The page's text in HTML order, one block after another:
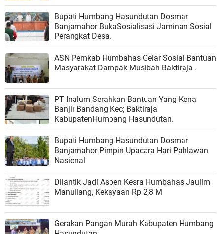
Bupati Humbang Hasundutan Dosmar
Banjarnahor BukaSosialisasi Jaminan Sosial
Perangkat Desa.
ASN Pemkab Humbahas Gelar Sosial Bantuan
Masyarakat Dampak Musibah Baktiraja .
PT Inalum Serahkan Bantuan Yang Kena
Banjir Bandang Kec; Baktiraja
KabupatenHumbang Hasundutan.
Bupati Humbang Hasundutan Dosmar
Banjarnahor Pimpin Upacara Hari Pahlawan
Nasional
Dilantik Jadi Aspen Kesra Humbahas Jaulim
Manullang, Kekayaan Rp 2,8 M
Gerakan Pangan Murah Kabupaten Humbang